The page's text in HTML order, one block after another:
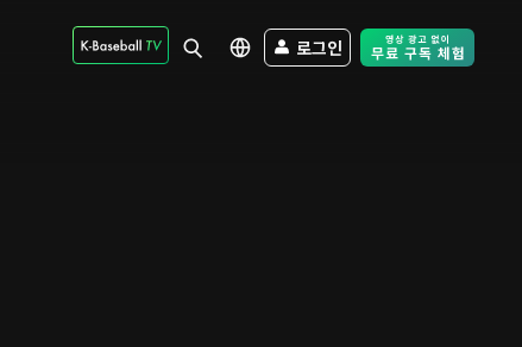
로그인 Free Trial -